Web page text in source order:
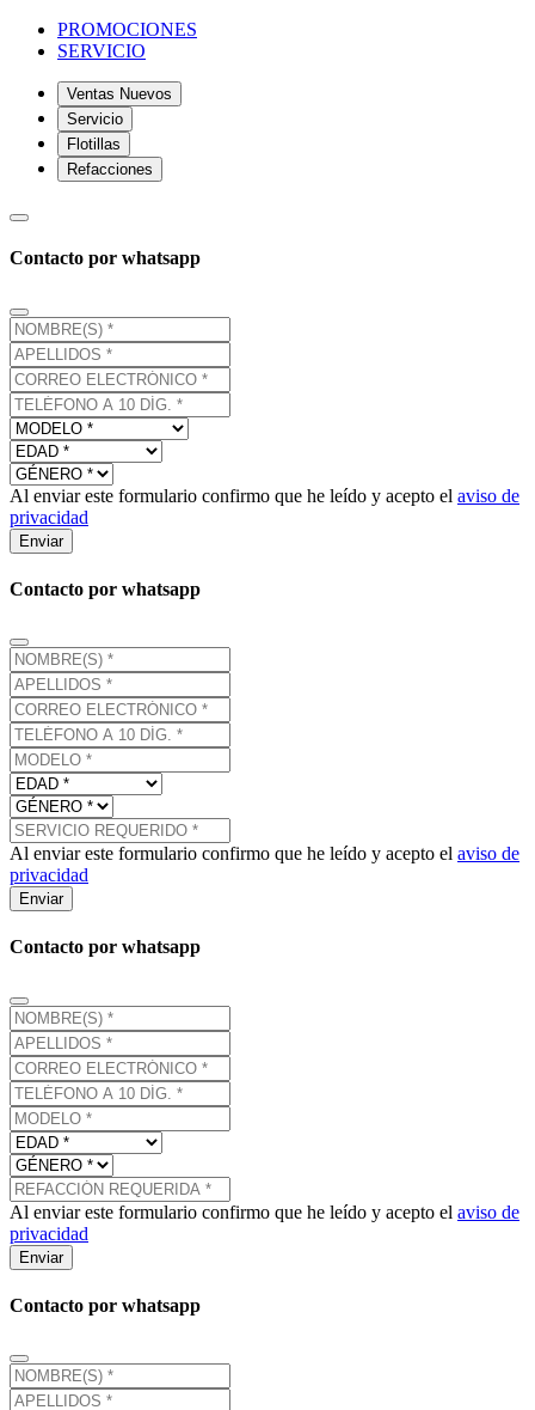
PROMOCIONES
SERVICIO
Ventas Nuevos
Servicio
Flotillas
Refacciones
Contacto por whatsapp
Al enviar este formulario confirmo que he leído y acepto el aviso de
privacidad
Enviar
Contacto por whatsapp
Al enviar este formulario confirmo que he leído y acepto el aviso de
privacidad
Enviar
Contacto por whatsapp
Al enviar este formulario confirmo que he leído y acepto el aviso de
privacidad
Enviar
Contacto por whatsapp